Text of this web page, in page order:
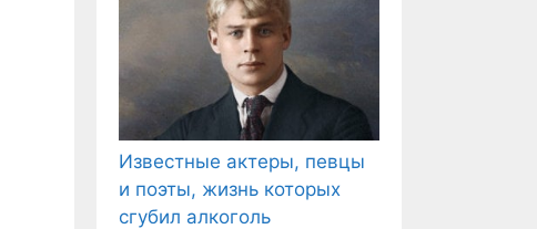
Известные актеры, певцы
и поэты, жизнь которых
сгубил алкоголь